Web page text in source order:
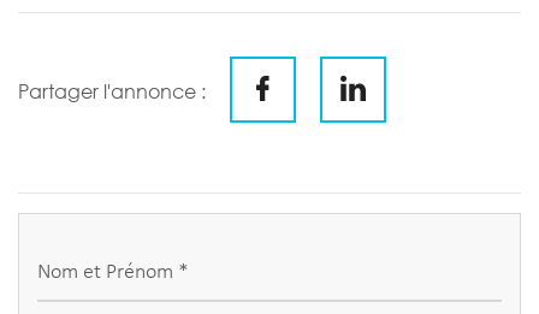
Partager l'annonce :
Nom et Prénom *